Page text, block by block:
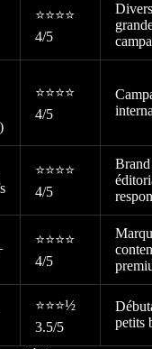
⭐⭐⭐⭐
4/5
⭐⭐⭐⭐
4/5
⭐⭐⭐⭐
4/5
⭐⭐⭐⭐
4/5
⭐⭐⭐½
3.5/5
petits